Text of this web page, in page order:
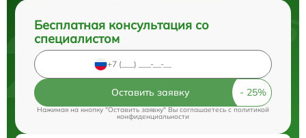
Бесплатная консультация со
специалистом
Оставить заявку
Нажимая на кнопку "Оставить заявку" Вы соглашаетесь cполитикой
конфиденциальности